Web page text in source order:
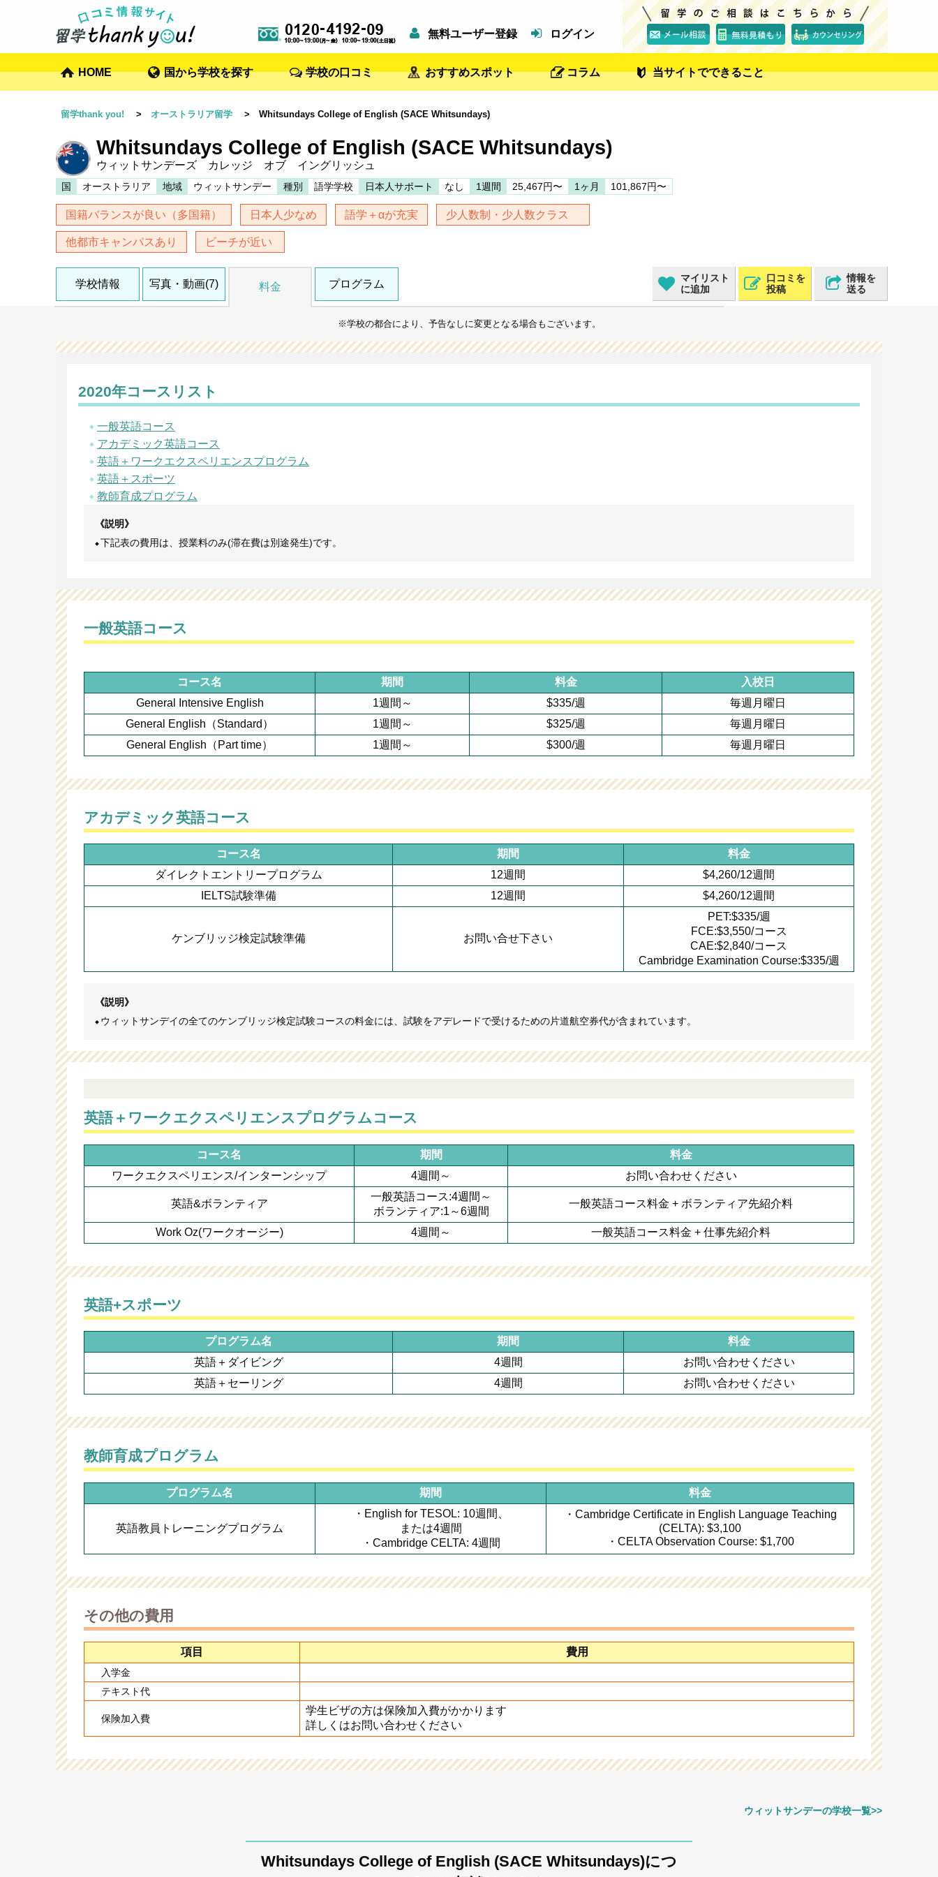
無料ユーザー登録 ログイン
HOME 国から学校を探す 学校の口コミ おすすめスポット コラム 当サイトでできること
留学thank you! > オーストラリア留学 > Whitsundays College of English (SACE Whitsundays)
Whitsundays College of English (SACE Whitsundays)
ウィットサンデーズ カレッジ オブ イングリッシュ
国 オーストラリア 地域 ウィットサンデー 種別 語学学校 日本人サポート なし 1週間 25,467円〜 1ヶ月 101,867円〜
国籍バランスが良い（多国籍） 日本人少なめ 語学＋αが充実 少人数制・少人数クラス
他都市キャンパスあり ビーチが近い
マイリスト
に追加
口コミを
投稿
情報を
送る
学校情報 写真・動画(7) 料金 プログラム
※学校の都合により、予告なしに変更となる場合もございます。
2020年コースリスト
一般英語コース
アカデミック英語コース
英語＋ワークエクスペリエンスプログラム
英語＋スポーツ
教師育成プログラム
《説明》
下記表の費用は、授業料のみ(滞在費は別途発生)です。
一般英語コース
コース名 期間 料金
入校日
General Intensive English
1週間～ $335/週
毎週月曜日
General English（Standard）
1週間～ $325/週
毎週月曜日
General English（Part time）
1週間～ $300/週 毎週月曜日
アカデミック英語コース
コース名 期間
料金
ダイレクトエントリープログラム
12週間
$4,260/12週間
IELTS試験準備
12週間 $4,260/12週間
ケンブリッジ検定試験準備 お問い合せ下さい
PET:$335/週
FCE:$3,550/コース
CAE:$2,840/コース
Cambridge Examination Course:$335/週
《説明》
ウィットサンデイの全てのケンブリッジ検定試験コースの料金には、試験をアデレードで受けるための片道航空券代が含まれています。
英語＋ワークエクスペリエンスプログラムコース
コース名 期間
料金
ワークエクスペリエンス/インターンシップ
4週間～ お問い合わせください
英語&ボランティア
一般英語コース:4週間～
ボランティア:1～6週間
一般英語コース料金 + ボランティア先紹介料
Work Oz(ワークオージー) 4週間～ 一般英語コース料金 + 仕事先紹介料
英語+スポーツ
プログラム名 期間
料金
英語＋ダイビング
4週間
お問い合わせください
英語＋セーリング
4週間 お問い合わせください
教師育成プログラム
プログラム名 期間 料金
英語教員トレーニングプログラム
・English for TESOL: 10週間、
または4週間
・Cambridge CELTA: 4週間
・Cambridge Certificate in English Language Teaching
(CELTA): $3,100
・CELTA Observation Course: $1,700
その他の費用
項目 費用
入学金
テキスト代
保険加入費
学生ビザの方は保険加入費がかかります
詳しくはお問い合わせください
ウィットサンデーの学校一覧>>
Whitsundays College of English (SACE Whitsundays)につ